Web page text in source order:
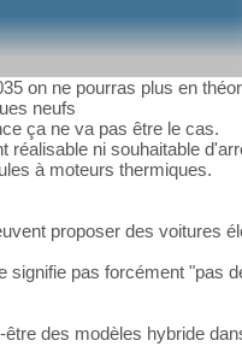
on ne pourras plus en
neufs
ça ne va pas être le cas.
réalisable ni souhaitable
à moteurs thermiques.
proposer des voitures
signifie pas forcément "pas
des modèles hybride